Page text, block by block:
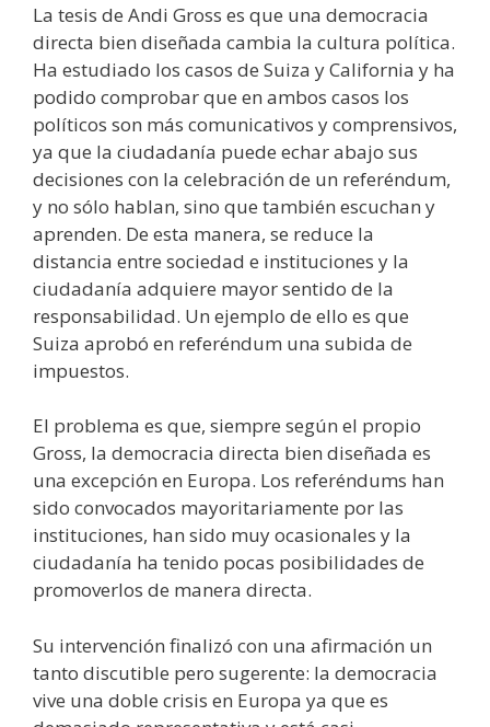
La tesis de Andi Gross es que una democracia
directa bien diseñada cambia la cultura política.
Ha estudiado los casos de Suiza y California y ha
podido comprobar que en ambos casos los
políticos son más comunicativos y comprensivos,
ya que la ciudadanía puede echar abajo sus
decisiones con la celebración de un referéndum,
y no sólo hablan, sino que también escuchan y
aprenden. De esta manera, se reduce la
distancia entre sociedad e instituciones y la
ciudadanía adquiere mayor sentido de la
responsabilidad. Un ejemplo de ello es que
Suiza aprobó en referéndum una subida de
impuestos.
El problema es que, siempre según el propio
Gross, la democracia directa bien diseñada es
una excepción en Europa. Los referéndums han
sido convocados mayoritariamente por las
instituciones, han sido muy ocasionales y la
ciudadanía ha tenido pocas posibilidades de
promoverlos de manera directa.
Su intervención finalizó con una afirmación un
tanto discutible pero sugerente: la democracia
vive una doble crisis en Europa ya que es